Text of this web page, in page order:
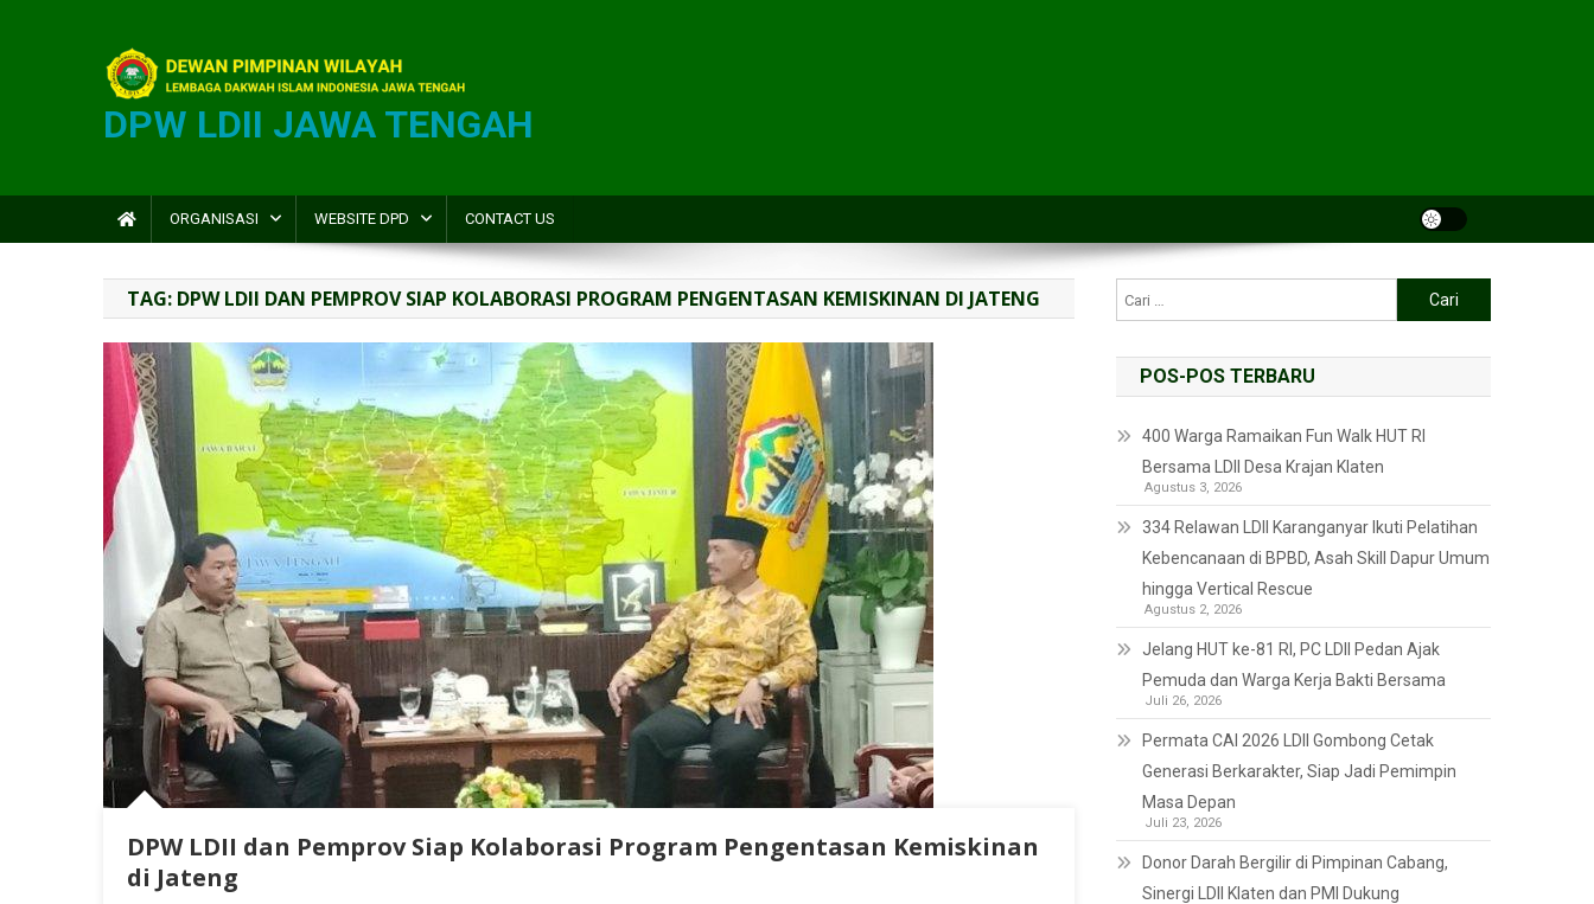
DPW LDII JAWA TENGAH
ORGANISASI WEBSITE DPD CONTACT US
TAG: DPW LDII DAN PEMPROV SIAP KOLABORASI PROGRAM PENGENTASAN KEMISKINAN DI JATENG
DPW LDII dan Pemprov Siap Kolaborasi Program Pengentasan Kemiskinan
di Jateng
POS-POS TERBARU
400 Warga Ramaikan Fun Walk HUT RI
Bersama LDII Desa Krajan Klaten
Agustus 3, 2026
334 Relawan LDII Karanganyar Ikuti Pelatihan
Kebencanaan di BPBD, Asah Skill Dapur Umum
hingga Vertical Rescue
Agustus 2, 2026
Jelang HUT ke-81 RI, PC LDII Pedan Ajak
Pemuda dan Warga Kerja Bakti Bersama
Juli 26, 2026
Permata CAI 2026 LDII Gombong Cetak
Generasi Berkarakter, Siap Jadi Pemimpin
Masa Depan
Juli 23, 2026
Donor Darah Bergilir di Pimpinan Cabang,
Sinergi LDII Klaten dan PMI Dukung